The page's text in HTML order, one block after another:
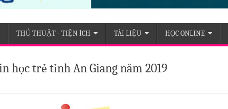
THỦ THUẬT - TIỆN ÍCH TÀI LIỆU HỌC ONLINE
học trẻ tỉnh An Giang năm 2019